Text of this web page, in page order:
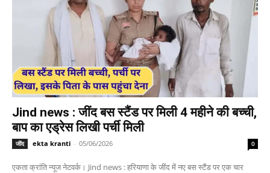
Jind news : जींद बस स्टैंड पर मिली 4 महीने की बच्ची,
बाप का एड्रेस लिखी पर्ची मिली
जींद ekta kranti - 05/06/2026 0
एकता क्रांति न्यूज नेटवर्क। Jind news : हरियाणा के जींद में नए बस स्टैंड पर एक चार